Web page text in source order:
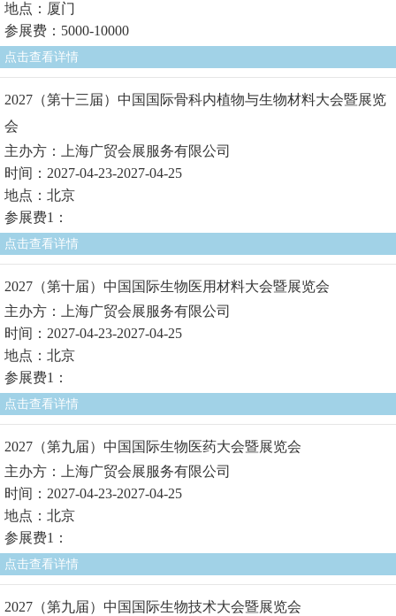
地点：厦门
参展费：5000-10000
点击查看详情
2027（第十三届）中国国际骨科内植物与生物材料大会暨展览
会
主办方：上海广贸会展服务有限公司
时间：2027-04-23-2027-04-25
地点：北京
参展费1：
点击查看详情
2027（第十届）中国国际生物医用材料大会暨展览会
主办方：上海广贸会展服务有限公司
时间：2027-04-23-2027-04-25
地点：北京
参展费1：
点击查看详情
2027（第九届）中国国际生物医药大会暨展览会
主办方：上海广贸会展服务有限公司
时间：2027-04-23-2027-04-25
地点：北京
参展费1：
点击查看详情
2027（第九届）中国国际生物技术大会暨展览会